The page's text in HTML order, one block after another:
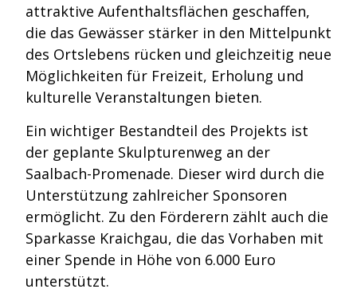
attraktive Aufenthaltsflächen geschaffen,
die das Gewässer stärker in den Mittelpunkt
des Ortslebens rücken und gleichzeitig neue
Möglichkeiten für Freizeit, Erholung und
kulturelle Veranstaltungen bieten.
Ein wichtiger Bestandteil des Projekts ist
der geplante Skulpturenweg an der
Saalbach-Promenade. Dieser wird durch die
Unterstützung zahlreicher Sponsoren
ermöglicht. Zu den Förderern zählt auch die
Sparkasse Kraichgau, die das Vorhaben mit
einer Spende in Höhe von 6.000 Euro
unterstützt.